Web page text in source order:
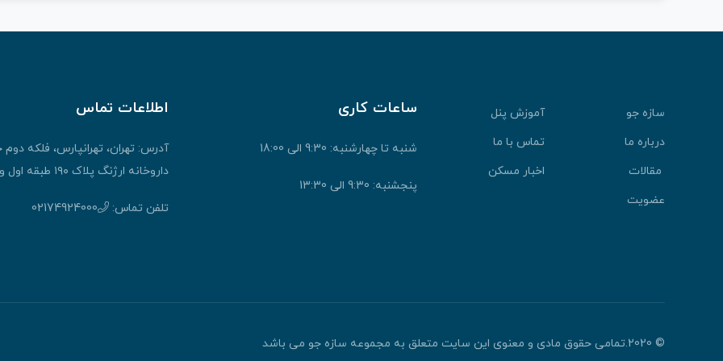
سازه جو
آموزش پنل
درباره ما
تماس با ما
مقالات
اخبار مسکن
عضویت
ساعات کاری
شنبه تا چهارشنبه: 9:30 الی 18:00
پنجشنبه: 9:30 الی 13:30
اطلاعات تماس
آدرس: تهران، تهرانپارس، فلکه
داروخانه ارژنگ پلاک ۱۹۰ طبقه اول واحد ۱
تلفن تماس: 02174924000
© 2020.تمامی حقوق مادی و معنوی این سایت متعلق به مجموعه سازه جو می باشد